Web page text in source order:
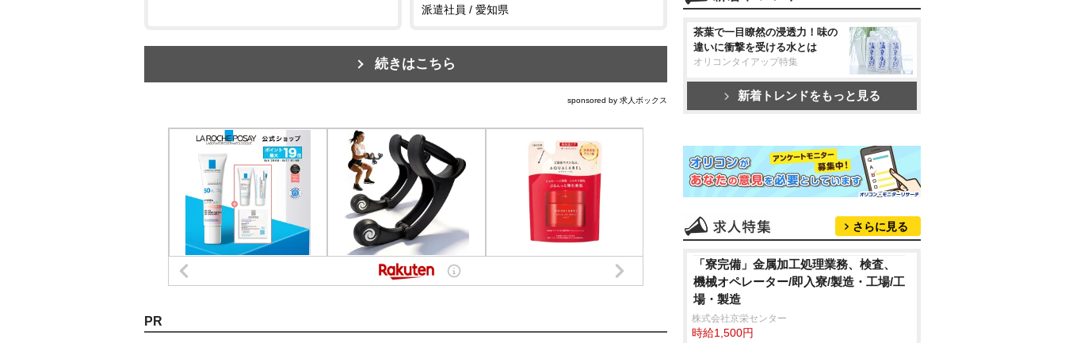
派遣社員 / 愛知県
続きはこちら
sponsored by 求人ボックス
PR
茶葉で一目瞭然の浸透力！味の
違いに衝撃を受ける水とは
オリコンタイアップ特集
新着トレンドをもっと見る
さらに見る
「寮完備」金属加工処理業務、検査、
機械オペレーター/即入寮/製造・工場/工
場・製造
株式会社京栄センター
時給1,500円